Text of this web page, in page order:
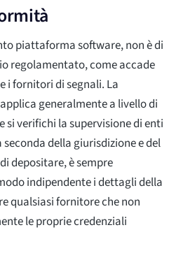
piattaforma software, non è di
regolamentato, come accade
i fornitori di segnali. La
generalmente a livello di
si verifichi la supervisione di enti
seconda della giurisdizione e del
depositare, è sempre
indipendente i dettagli della
qualsiasi fornitore che non
le proprie credenziali